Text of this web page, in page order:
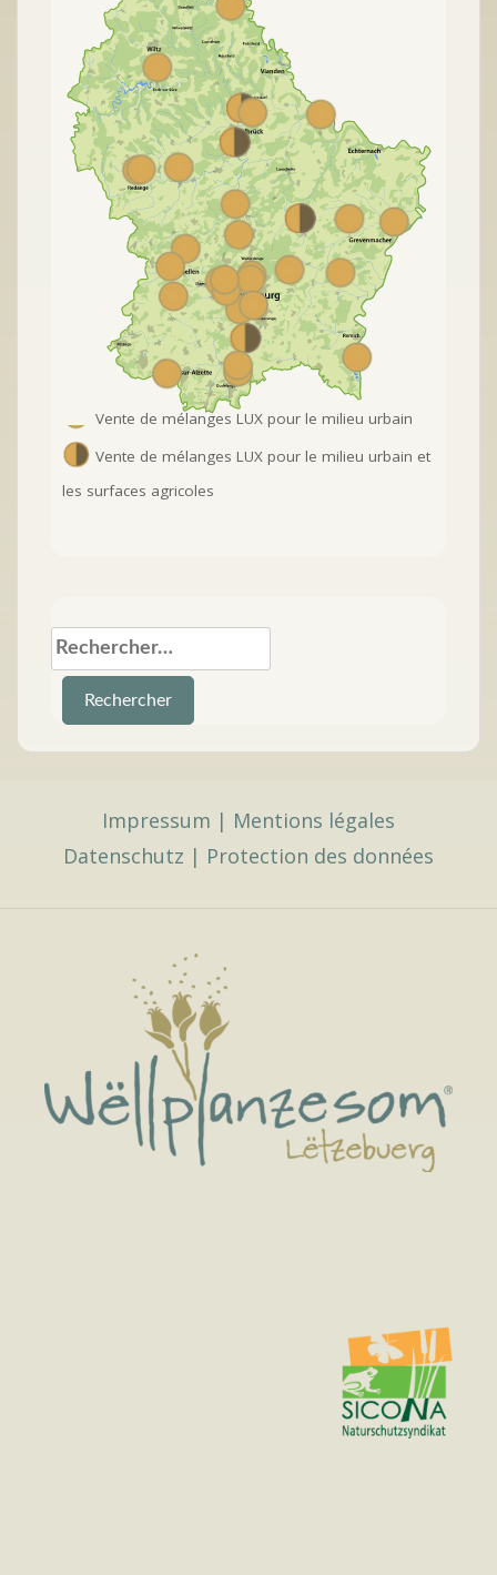
Vente de mélanges LUX pour le milieu urbain
Vente de mélanges LUX pour le milieu urbain et
les surfaces agricoles
Rechercher :
Impressum | Mentions légales
Datenschutz | Protection des données